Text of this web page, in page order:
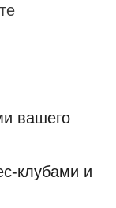
вашего
клубами и